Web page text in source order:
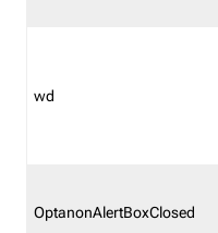
wd
OptanonAlertBoxClosed